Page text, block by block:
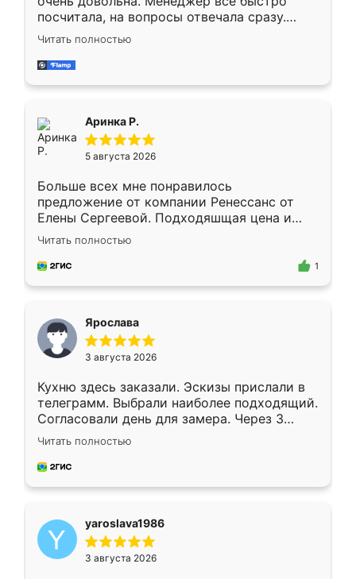
посчитала, на вопросы отвечала сразу.
Замерщик приехал в субботу, подошёл к
делу со всей ответственностью. Собрали
за день, ребята работали аккуратно, даже
Читать полностью
Аринка Р.
5 августа 2026
Больше всех мне понравилось
предложение от компании Ренессанс от
Елены Сергеевой. Подходяшщая цена и
короткие сроки изготовления. Приехавший
для замера сотрудник Владислав
предложил по моему эскизу самый
Читать полностью
1
Ярослава
3 августа 2026
Кухню здесь заказали. Эскизы прислали в
телеграмм. Выбрали наиболее подходящий.
Согласовали день для замера. Через 3
недели кухня была уже готова. Остались
довольны работой. Спасибо Ренессанс
мебель за качественную работу!
Читать полностью
yaroslava1986
3 августа 2026